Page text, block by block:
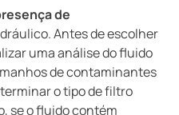
de
Antes de escolher
uma análise do fluido
de contaminantes
o tipo de filtro
se o fluido contém